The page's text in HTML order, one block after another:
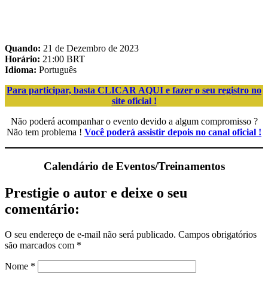
Quando: 21 de Dezembro de 2023
Horário: 21:00 BRT
Idioma: Português
Para participar, basta CLICAR AQUI e fazer o seu registro no
site oficial !
Não poderá acompanhar o evento devido a algum compromisso ?
Não tem problema ! Você poderá assistir depois no canal oficial !
Calendário de Eventos/Treinamentos
Prestigie o autor e deixe o seu
comentário:
O seu endereço de e-mail não será publicado. Campos obrigatórios
são marcados com *
Nome *